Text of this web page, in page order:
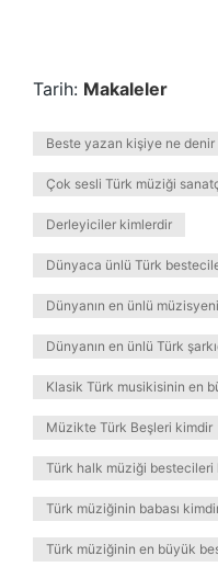
Tarih: Makaleler
Beste yazan kişiye ne denir
Çok sesli Türk müziği
Derleyiciler kimlerdir
Dünyaca ünlü Türk
Dünyanın en ünlü
Dünyanın en ünlü Türk
Klasik Türk musikisinin en
Müzikte Türk Beşleri kimdir
Türk halk müziği bestecileri
Türk müziğinin babası
Türk müziğinin en büyük